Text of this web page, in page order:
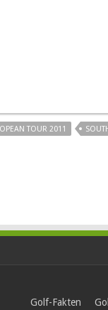
TOUR 2011
Golf-Fakten